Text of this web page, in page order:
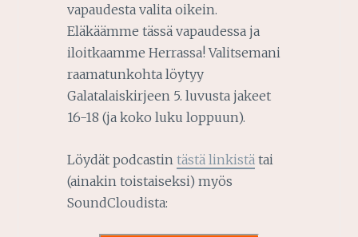
vapaudesta valita oikein.
Eläkäämme tässä vapaudessa ja
iloitkaamme Herrassa! Valitsemani
raamatunkohta löytyy
Galatalaiskirjeen 5. luvusta jakeet
16-18 (ja koko luku loppuun).
Löydät podcastin tästä linkistä tai
(ainakin toistaiseksi) myös
SoundCloudista: